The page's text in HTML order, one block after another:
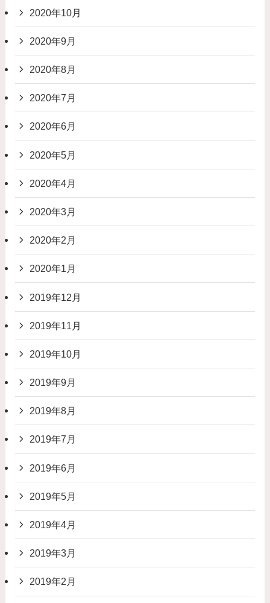
2020年10月
2020年9月
2020年8月
2020年7月
2020年6月
2020年5月
2020年4月
2020年3月
2020年2月
2020年1月
2019年12月
2019年11月
2019年10月
2019年9月
2019年8月
2019年7月
2019年6月
2019年5月
2019年4月
2019年3月
2019年2月